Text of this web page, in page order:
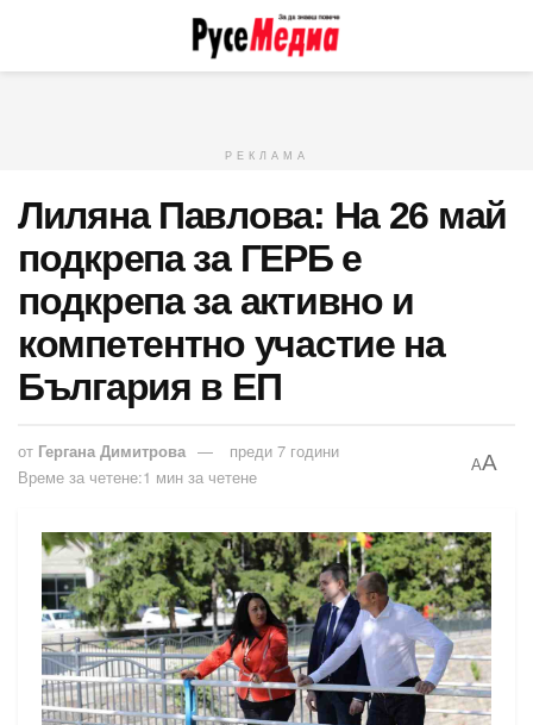
РЕКЛАМА
Лиляна Павлова: На 26 май
подкрепа за ГЕРБ е
подкрепа за активно и
компетентно участие на
България в ЕП
от Гергана Димитрова
преди 7 години
Време за четене:1 мин за четене
AA